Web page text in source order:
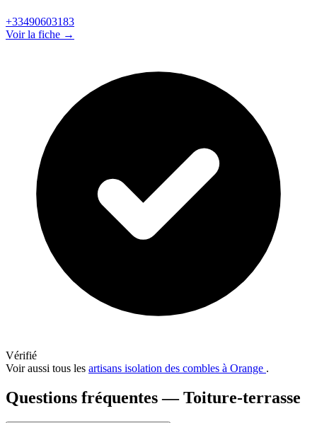
+33490603183
Voir la fiche →
Vérifié
Voir aussi tous les artisans isolation des combles à Orange .
Questions fréquentes — Toiture-terrasse